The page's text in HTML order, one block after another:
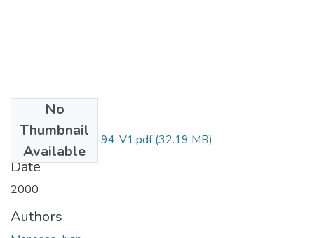
No
Thumbnail
Available
1158-11-024-94-V1.pdf(32.19 MB)
Date
2000
Authors